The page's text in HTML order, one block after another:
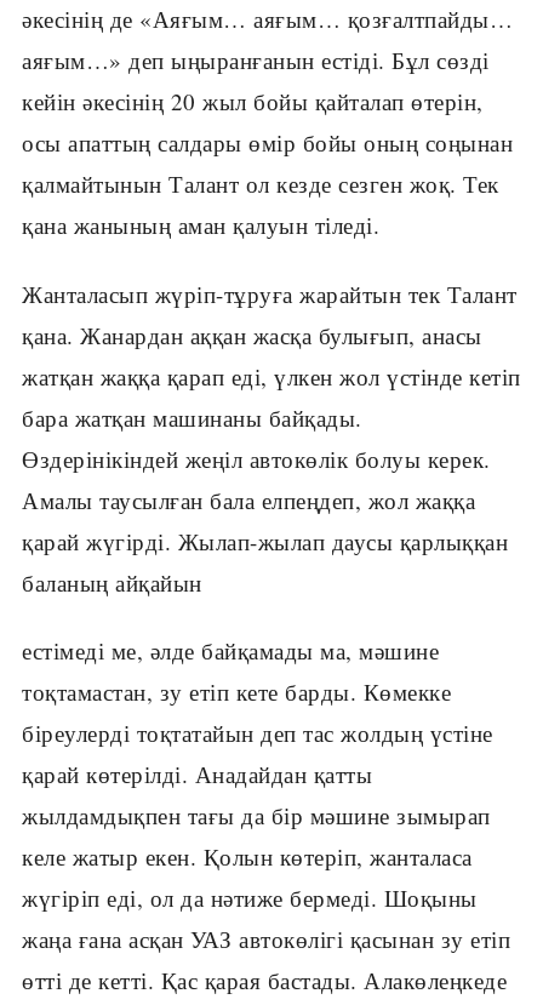
әкесінің де «Аяғым… аяғым… қозғалтпайды…
аяғым…» деп ыңыранғанын естіді. Бұл сөзді
кейін әкесінің 20 жыл бойы қайталап өтерін,
осы апаттың салдары өмір бойы оның соңынан
қалмайтынын Талант ол кезде сезген жоқ. Тек
қана жанының аман қалуын тіледі.
Жанталасып жүріп-тұруға жарайтын тек Талант
қана. Жанардан аққан жасқа булығып, анасы
жатқан жаққа қарап еді, үлкен жол үстінде кетіп
бара жатқан машинаны байқады.
Өздерінікіндей жеңіл автокөлік болуы керек.
Амалы таусылған бала елпеңдеп, жол жаққа
қарай жүгірді. Жылап-жылап даусы қарлыққан
баланың айқайын
естімеді ме, әлде байқамады ма, мәшине
тоқтамастан, зу етіп кете барды. Көмекке
біреулерді тоқтатайын деп тас жолдың үстіне
қарай көтерілді. Анадайдан қатты
жылдамдықпен тағы да бір мәшине зымырап
келе жатыр екен. Қолын көтеріп, жанталаса
жүгіріп еді, ол да нәтиже бермеді. Шоқыны
жаңа ғана асқан УАЗ автокөлігі қасынан зу етіп
өтті де кетті. Қас қарая бастады. Алакөлеңкеде